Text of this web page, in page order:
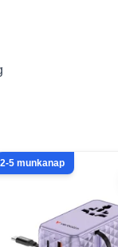
2-5 munkanap